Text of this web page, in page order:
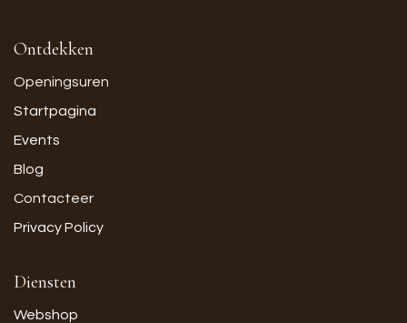
Ontdekken
Openingsuren
Startpagina
Events
Blog
Contacteer
Privacy Policy
Diensten
Webshop